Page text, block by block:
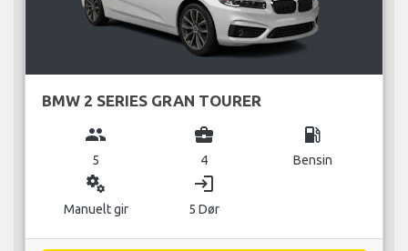
BMW 2 SERIES GRAN TOURER
group
5
business_center
4
local_gas_station
Bensin
miscellaneous_services
Manuelt gir
login
5 Dør